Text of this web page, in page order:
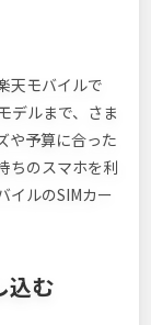
天モバイルで
デルまで、さま
や予算に合った
ちのスマホを利
イルのSIMカー
込む